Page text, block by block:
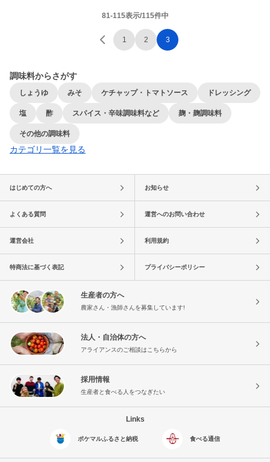
81-115表示/115件中
1 2 3
調味料からさがす
しょうゆ みそ ケチャップ・トマトソース ドレッシング
塩 酢 スパイス・辛味調味料など 麹・麹調味料
その他の調味料
カテゴリ一覧を見る
はじめての方へ お知らせ
よくある質問 運営へのお問い合わせ
運営会社 利用規約
特商法に基づく表記 プライバシーポリシー
生産者の方へ
農家さん・漁師さんを募集しています!
法人・自治体の方へ
アライアンスのご相談はこちらから
採用情報
生産者と食べる人をつなぎたい
Links
ポケマルふるさと納税 食べる通信